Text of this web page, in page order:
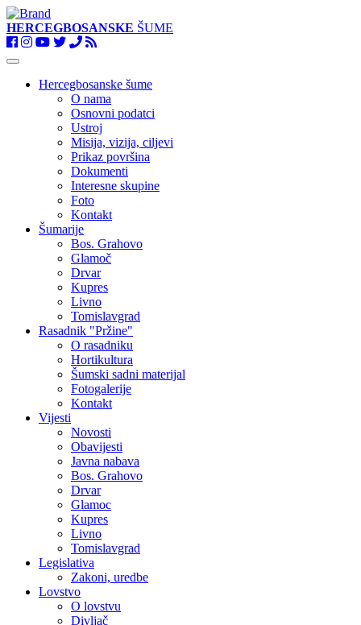
HERCEGBOSANSKE ŠUME
Toggle
navigationHercegbosanske šume
O nama
Osnovni podatci
Ustroj
Misija, vizija, ciljevi
Prikaz površina
Dokumenti
Interesne skupine
Foto
Kontakt
Šumarije
Bos. Grahovo
Glamoč
Drvar
Kupres
Livno
Tomislavgrad
Rasadnik "Pržine"
O rasadniku
Hortikultura
Šumski sadni materijal
Fotogalerije
Kontakt
Vijesti
Novosti
Obavijesti
Javna nabava
Bos. Grahovo
Drvar
Glamoc
Kupres
Livno
Tomislavgrad
Legislativa
Zakoni, uredbe
Lovstvo
O lovstvu
Divljač